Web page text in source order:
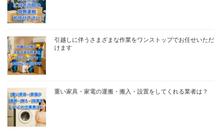
引越しに伴うさまざまな作業をワンストップでお任せいただ
けます
重い家具・家電の運搬・搬入・設置をしてくれる業者は？